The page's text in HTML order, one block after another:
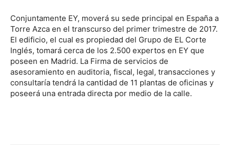
Conjuntamente EY, moverá su sede principal en España a
Torre Azca en el transcurso del primer trimestre de 2017.
El edificio, el cual es propiedad del Grupo de EL Corte
Inglés, tomará cerca de los 2.500 expertos en EY que
poseen en Madrid. La Firma de servicios de
asesoramiento en auditoria, fiscal, legal, transacciones y
consultaría tendrá la cantidad de 11 plantas de oficinas y
poseerá una entrada directa por medio de la calle.